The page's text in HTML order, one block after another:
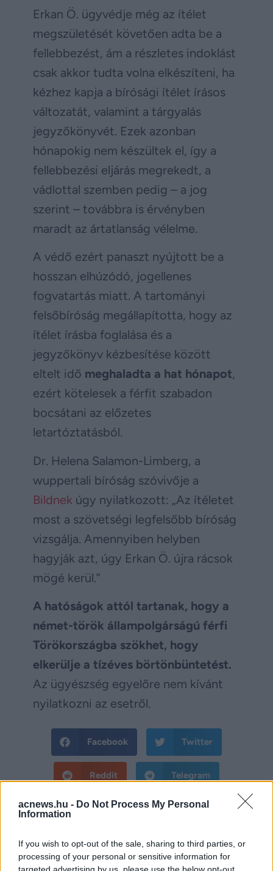
acnews.hu - Do Not Process My Personal
Information
If you wish to opt-out of the sale, sharing to third parties, or
processing of your personal or sensitive information for
Erkan Ö. ügyvédje még az ítélet
megszületését követően adta be a
fellebbezést, ám a részletes indoklást
csak akkor tudta volna elkészíteni, ha
kézhez kapja a bírósági ítélet írásos
változatát, valamint a tárgyalás
jegyzőkönyvét. Ezek azonban
hónapokig nem készültek el, így a
fellebbezési eljárás megrekedt, a
vádlottal szemben pedig – a jog
szerint – továbbra is érvényben
maradt az ártatlanság vélelme.
A védő ezért panaszt nyújtott be a
hosszan elhúzódó, jogellenes
fogvatartás miatt. A tartományi
felsőbíróság megállapította, hogy az
ítélet írásba foglalása és a
jegyzőkönyv kézbesítése között
eltelt idő meghaladta a hat hónapot,
ezért kötelesek a férfit szabadon
bocsátani az előzetes
letartóztatásból.
Dr. Helena Salamon-Limberg, a
wuppertali bíróság szóvivője a
Bildnek úgy nyilatkozott: „Az ítéletet
most a szövetségi legfelsőbb bíróság
vizsgálja. Amennyiben helyben
hagyják azt, úgy Erkan Ö. újra rácsok
mögé kerül.”
A hatóságok attól tartanak, hogy a
német-török állampolgárságú férfi
Törökországba szökhet, hogy
elkerülje a tízéves börtönbüntetést.
Az ügyészség egyelőre nem kívánt
nyilatkozni az esetről.
Facebook Twitter
Reddit Telegram
Email